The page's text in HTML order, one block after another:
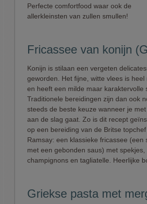
Perfecte comfortfood waar ook de
allerkleinsten van zullen smullen!
Fricassee van konijn
Konijn is stilaan een vergeten
geworden. Het fijne, witte vlees is heel
en heeft een milde maar karaktervolle
Traditionele bereidingen zijn dan ook
steeds de beste keuze wanneer je
aan de slag gaat. Zo is dit recept
op een bereiding van de Britse
Ramsay: een klassieke fricassee (een
met een gebonden saus) met spekjes,
champignons en tagliatelle. Heerlijke
Griekse pasta met